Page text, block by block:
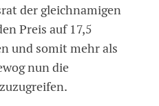
der gleichnamigen
Preis auf 17,5
und somit mehr als
nun die